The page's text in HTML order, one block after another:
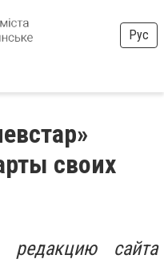
Рус
своих
сайта